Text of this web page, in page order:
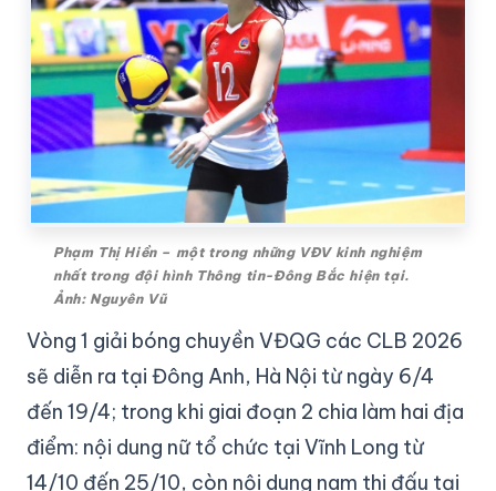
Phạm Thị Hiền – một trong những VĐV kinh nghiệm
nhất trong đội hình Thông tin-Đông Bắc hiện tại.
Ảnh: Nguyên Vũ
Vòng 1 giải bóng chuyền VĐQG các CLB 2026
sẽ diễn ra tại Đông Anh, Hà Nội từ ngày 6/4
đến 19/4; trong khi giai đoạn 2 chia làm hai địa
điểm: nội dung nữ tổ chức tại Vĩnh Long từ
14/10 đến 25/10, còn nội dung nam thi đấu tại